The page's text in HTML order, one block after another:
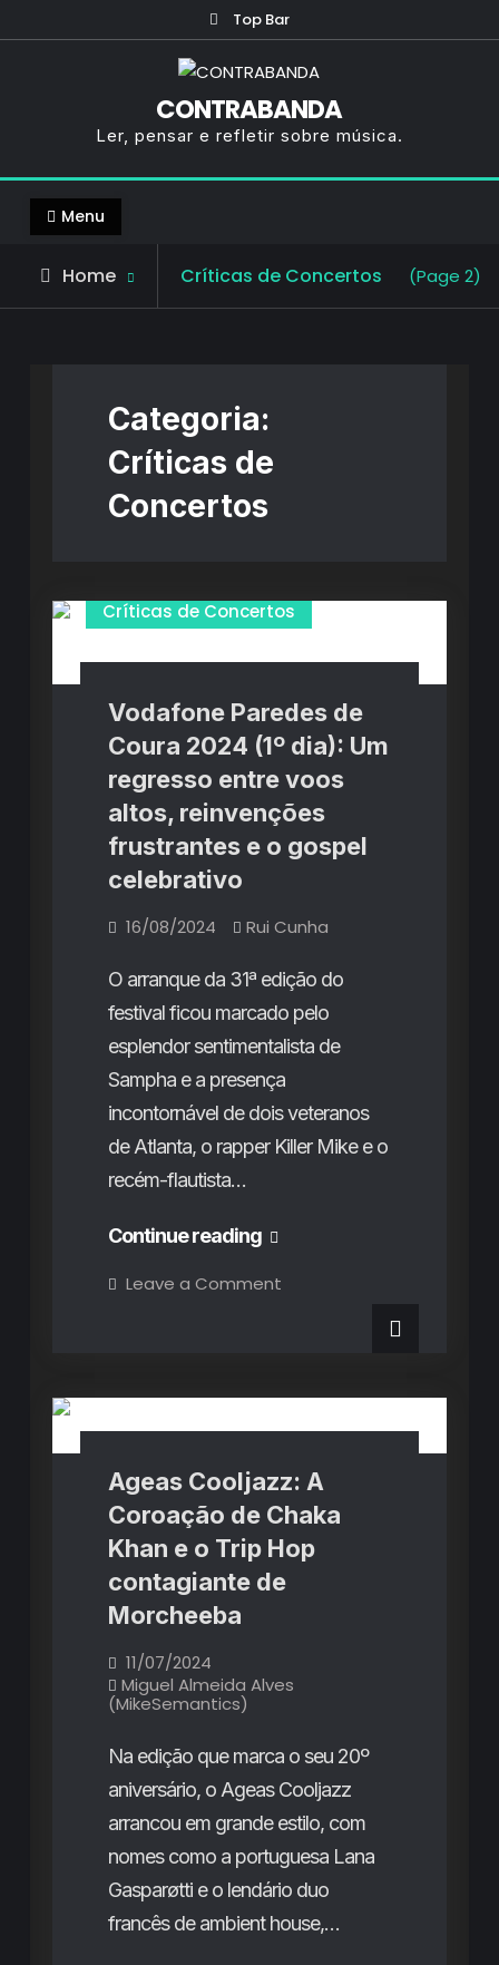
to
Top Bar
CONTRABANDA
Ler, pensar e refletir sobre música.
Menu
Home
Archive
for
Críticas de Concertos (Page 2)
Categoria:
Críticas de
Concertos
Críticas de Concertos
Vodafone Paredes de
Coura 2024 (1º dia): Um
regresso entre voos
altos, reinvenções
frustrantes e o gospel
celebrativo
16/08/2024 Rui Cunha
O arranque da 31ª edição do
festival ficou marcado pelo
esplendor sentimentalista de
Sampha e a presença
incontornável de dois veteranos
de Atlanta, o rapper Killer Mike e o
recém-flautista…
Continue readingVodafone
(1º
dia):
regresso
entre
voos
gospel
celebrativo
Leave a Commenton
dia):
regresso
voos
altos,
reinvenções
frustrantes
e
o
gospel
celebrativo
Ageas Cooljazz: A
Coroação de Chaka
Khan e o Trip Hop
contagiante de
Morcheeba
11/07/2024
Miguel Almeida Alves
(MikeSemantics)
Na edição que marca o seu 20º
aniversário, o Ageas Cooljazz
arrancou em grande estilo, com
nomes como a portuguesa Lana
Gasparøtti e o lendário duo
francês de ambient house,…